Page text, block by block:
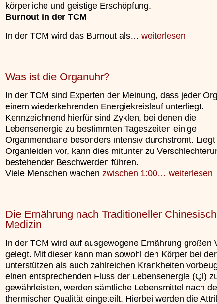
körperliche und geistige Erschöpfung.
Burnout in der TCM
In der TCM wird das Burnout als… weiterlesen
Was ist die Organuhr?
In der TCM sind Experten der Meinung, dass jeder
einem wiederkehrenden Energiekreislauf unterliegt.
Kennzeichnend hierfür sind Zyklen, bei denen die
Lebensenergie zu bestimmten Tageszeiten einige
Organmeridiane besonders intensiv durchströmt. Liegt
Organleiden vor, kann dies mitunter zu
bestehender Beschwerden führen.
Viele Menschen wachen zwischen 1:00… weiterlesen
Die Ernährung nach Traditioneller
Medizin
In der TCM wird auf ausgewogene Ernährung großen
gelegt. Mit dieser kann man sowohl den Körper bei
unterstützen als auch zahlreichen Krankheiten
einen entsprechenden Fluss der Lebensenergie (Qi)
gewährleisten, werden sämtliche Lebensmittel nach
thermischer Qualität eingeteilt. Hierbei werden die